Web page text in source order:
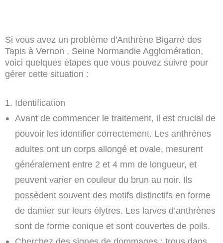
Si vous avez un problème d'Anthrène Bigarré des
Tapis à Vernon , Seine Normandie Agglomération,
voici quelques étapes que vous pouvez suivre pour
gérer cette situation :
1. Identification
Avant de commencer le traitement, il est crucial de
pouvoir les identifier correctement. Les anthrènes
adultes ont un corps allongé et ovale, mesurent
généralement entre 2 et 4 mm de longueur, et
peuvent varier en couleur du brun au noir. Ils
possèdent souvent des motifs distinctifs en forme
de damier sur leurs élytres. Les larves d’anthrènes
sont de forme conique et sont couvertes de poils.